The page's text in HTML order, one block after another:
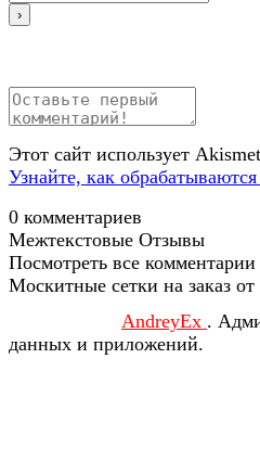
Этот сайт использует
Узнайте, как
0 комментариев
Межтекстовые Отзывы
Посмотреть все комментарии
Москитные сетки на заказ
AndreyEx .
данных и приложений.